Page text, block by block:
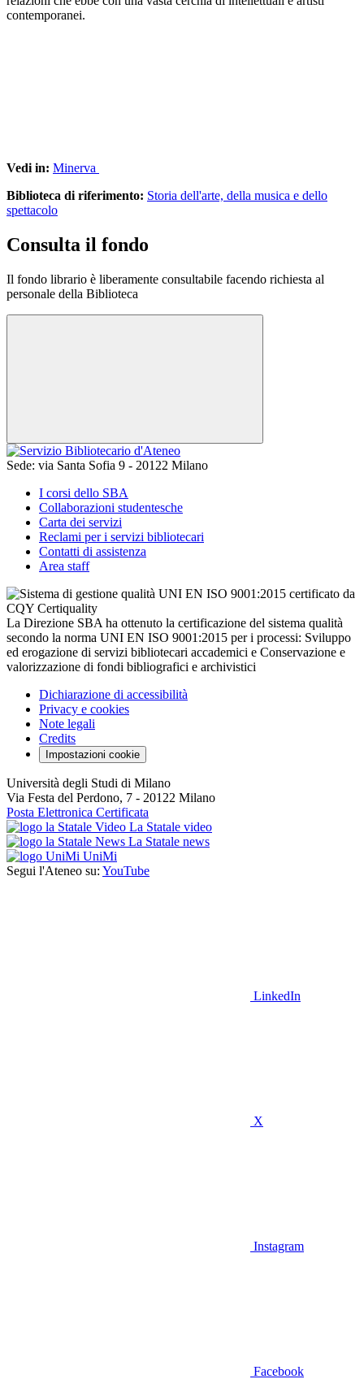
contemporanei.
Vedi in: Minerva
Biblioteca di riferimento: Storia dell'arte, della musica e dello
spettacolo
Consulta il fondo
Il fondo librario è liberamente consultabile facendo richiesta al
personale della Biblioteca
Sede: via Santa Sofia 9 - 20122 Milano
I corsi dello SBA
Collaborazioni studentesche
Carta dei servizi
Reclami per i servizi bibliotecari
Contatti di assistenza
Area staff
La Direzione SBA ha ottenuto la certificazione del sistema qualità
secondo la norma UNI EN ISO 9001:2015 per i processi: Sviluppo
ed erogazione di servizi bibliotecari accademici e Conservazione e
valorizzazione di fondi bibliografici e archivistici
Dichiarazione di accessibilità
Privacy e cookies
Note legali
Credits
Impostazioni cookie
Università degli Studi di Milano
Via Festa del Perdono, 7 - 20122 Milano
Posta Elettronica Certificata
La Statale video
La Statale news
UniMi
Segui l'Ateneo su: YouTube
LinkedIn
X
Instagram
Facebook